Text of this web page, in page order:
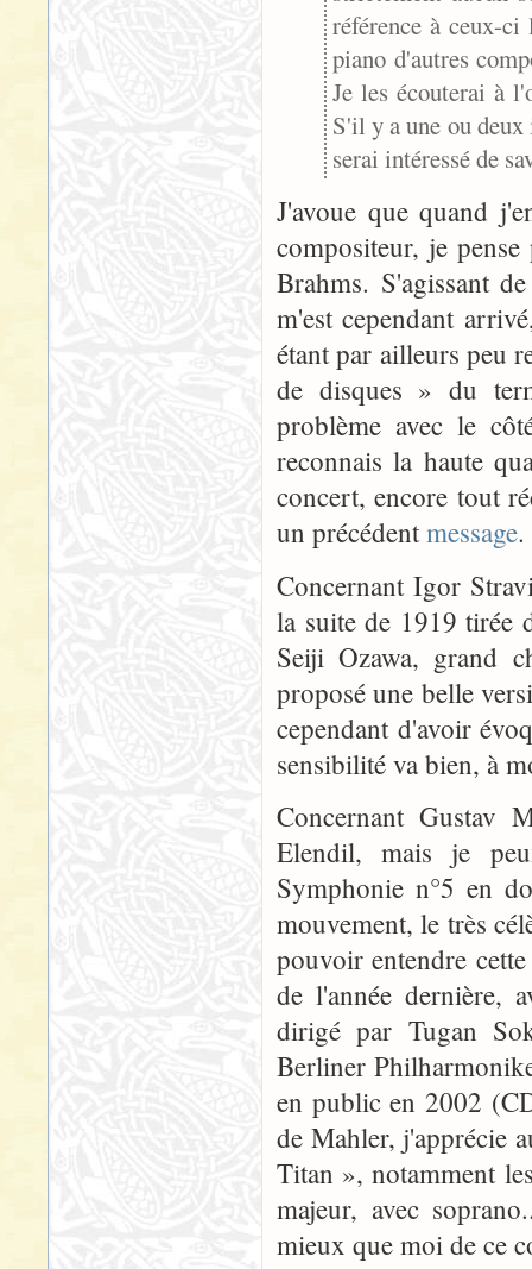
référence à ceux-ci
piano d'autres
Je les écouterai à
S'il y a une ou
serai intéressé de
J'avoue que quand
compositeur, je
Brahms. S'agissant
m'est cependant
étant par ailleurs peu
de disques » du
problème avec le
reconnais la haute
concert, encore tout
un précédentmessage.
Concernant Igor
la suite de 1919 tirée
Seiji Ozawa, grand
proposé une belle
cependant d'avoir
sensibilité va bien, à
Concernant Gustav
Elendil, mais je
Symphonie n°5 en
mouvement, le très
pouvoir entendre
de l'année dernière,
dirigé par Tugan
Berliner
en public en 2002
de Mahler, j'apprécie
Titan », notamment
majeur, avec
mieux que moi de ce